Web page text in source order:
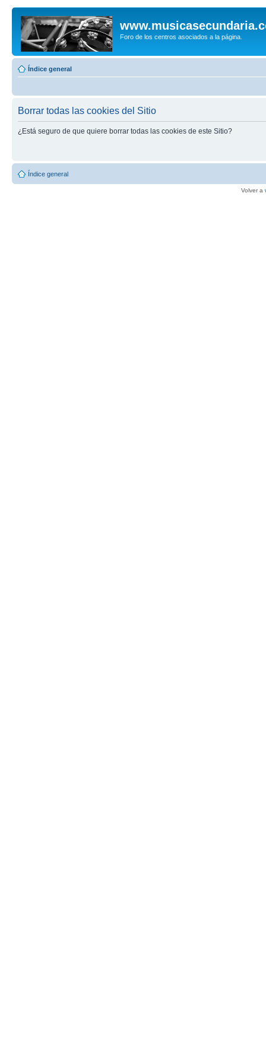
Foro de los centros asociados a la página.
Índice general
Borrar todas las cookies del Sitio
¿Está seguro de que quiere borrar todas las cookies de este Sitio?
Índice general
Volver a